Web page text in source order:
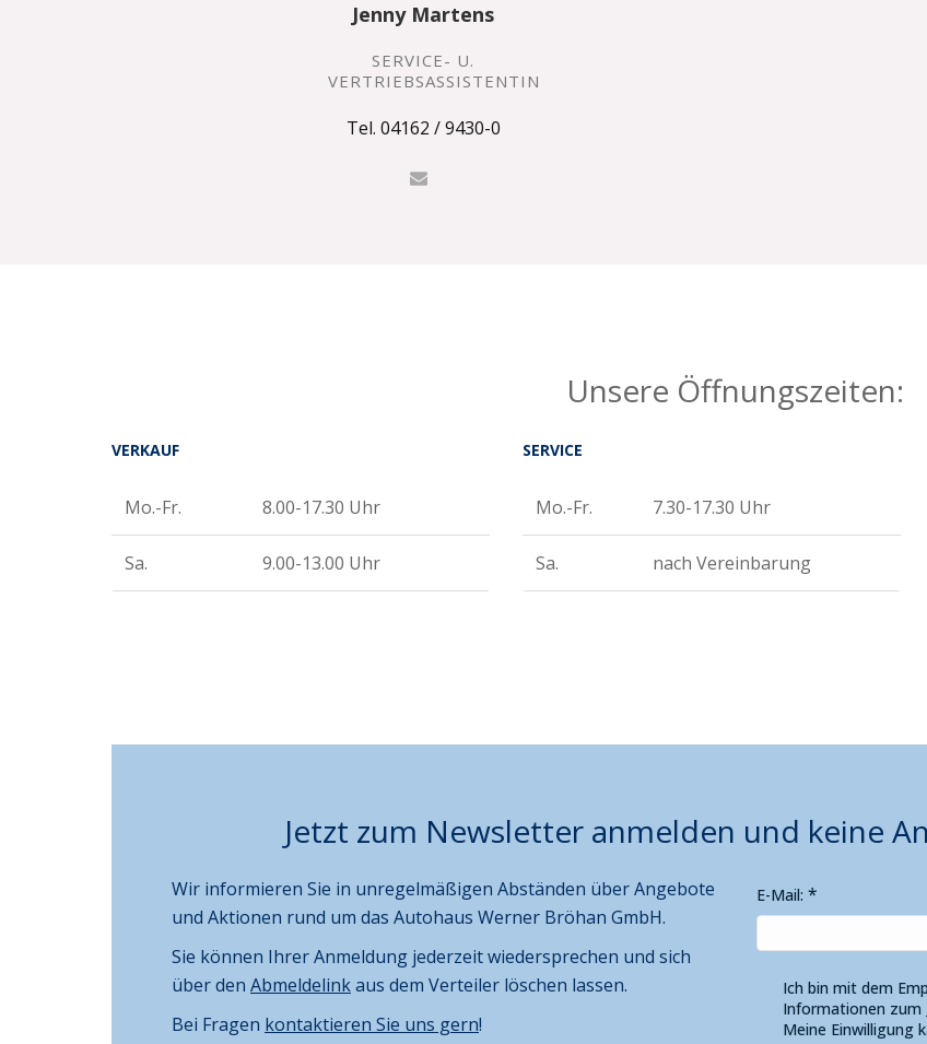
Jenny Martens
SERVICE- U.
VERTRIEBSASSISTENTIN
Tel. 04162 / 9430-0
Unsere Öffnungszeiten:
VERKAUF
Mo.-Fr. 8.00-17.30 Uhr
Sa. 9.00-13.00 Uhr
SERVICE
Mo.-Fr. 7.30-17.30 Uhr
Sa. nach Vereinbarung
Jetzt zum Newsletter anmelden und keine
Wir informieren Sie in unregelmäßigen Abständen über Angebote
und Aktionen rund um das Autohaus Werner Bröhan GmbH.
Sie können Ihrer Anmeldung jederzeit wiedersprechen und sich
über den Abmeldelinkaus dem Verteiler löschen lassen.
Bei Fragen kontaktieren Sie uns gern!
E-Mail:
Ich bin mit dem
Informationen zum
Meine Einwilligung